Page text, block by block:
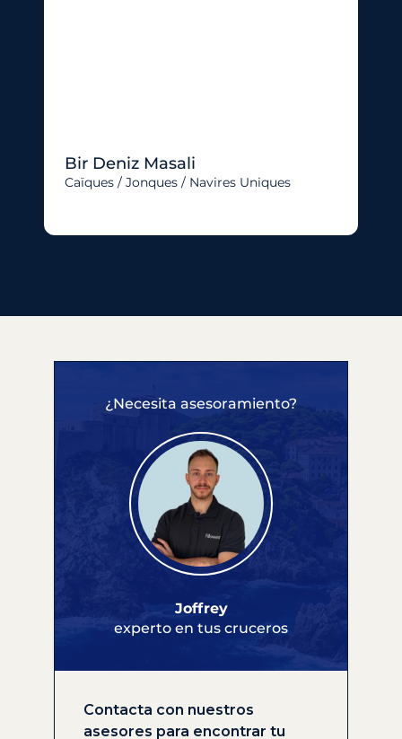
Bir Deniz Masali
Caïques / Jonques / Navires Uniques
¿Necesita asesoramiento?
Joffrey
experto en tus cruceros
Contacta con nuestros
asesores para encontrar tu